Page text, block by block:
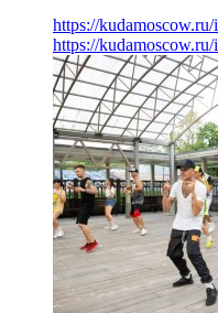
https://
https://